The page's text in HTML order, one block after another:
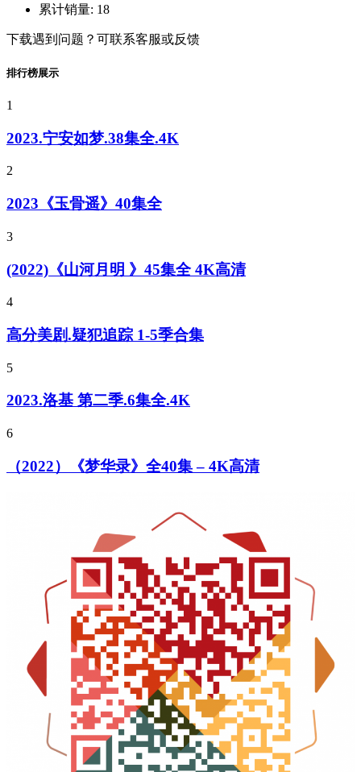
累计销量: 18
下载遇到问题？可联系客服或反馈
排行榜展示
1
2023.宁安如梦.38集全.4K
2
2023《玉骨遥》40集全
3
(2022)《山河月明 》45集全 4K高清
4
高分美剧.疑犯追踪 1-5季合集
5
2023.洛基 第二季.6集全.4K
6
（2022）《梦华录》全40集 – 4K高清